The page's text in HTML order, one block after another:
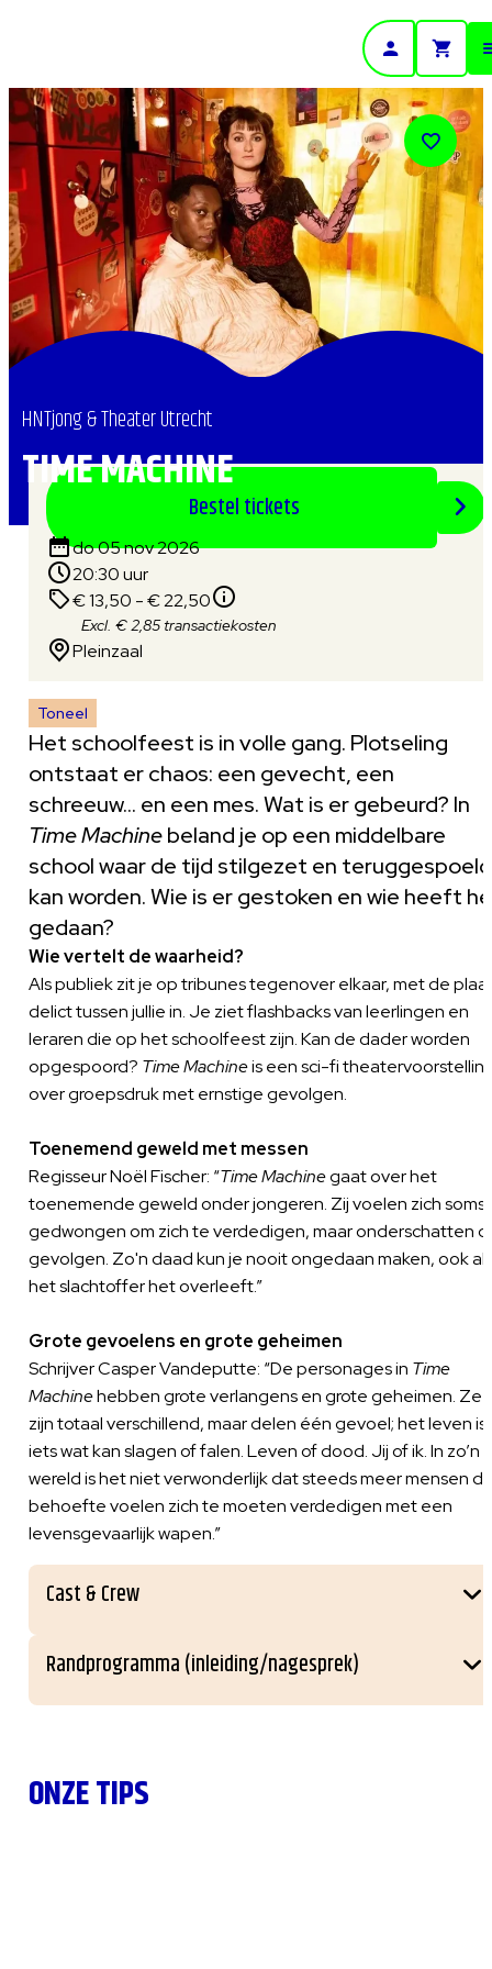
TIME MACHINE
HNTjong & Theater Utrecht
Toneel
Het schoolfeest is in volle gang. Plotseling
ontstaat er chaos: een gevecht, een
schreeuw... en een mes. Wat is er gebeurd? In
Time Machinebeland je op een middelbare
school waar de tijd stilgezet en teruggespoeld
kan worden. Wie is er gestoken en wie heeft
gedaan?
Wie vertelt de waarheid?
Als publiek zit je op tribunes tegenover elkaar, met de
delict tussen jullie in. Je ziet flashbacks van leerlingen en
leraren die op het schoolfeest zijn. Kan de dader worden
opgespoord? Time Machineis een sci-fi
over groepsdruk met ernstige gevolgen.
Toenemend geweld met messen
Regisseur Noël Fischer: “Time Machinegaat over het
toenemende geweld onder jongeren. Zij voelen zich soms
gedwongen om zich te verdedigen, maar onderschatten
gevolgen. Zo'n daad kun je nooit ongedaan maken, ook als
het slachtoffer het overleeft.”
Grote gevoelens en grote geheimen
Schrijver Casper Vandeputte: “De personages in Time
Machinehebben grote verlangens en grote geheimen. Ze
zijn totaal verschillend, maar delen één gevoel; het leven is
iets wat kan slagen of falen. Leven of dood. Jij of ik. In zo’n
wereld is het niet verwonderlijk dat steeds meer mensen
behoefte voelen zich te moeten verdedigen met een
levensgevaarlijk wapen.”
Cast & Crew
Randprogramma (inleiding/nagesprek)
Bestel tickets
do 05 nov 2026
20:30 uur
€ 13,50 - € 22,50
Excl. € 2,85 transactiekosten
Pleinzaal
ONZE TIPS